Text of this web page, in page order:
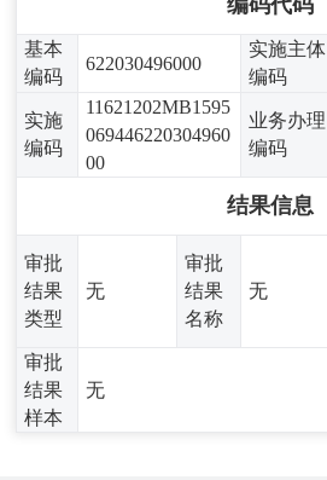
基本
编码
622030496000
实施主体
编码
实施
编码
11621202MB1595
069446220304960
00
业务办理
编码
结果信息
审批
结果
类型
无
审批
结果
名称
无
审批
结果
样本
无